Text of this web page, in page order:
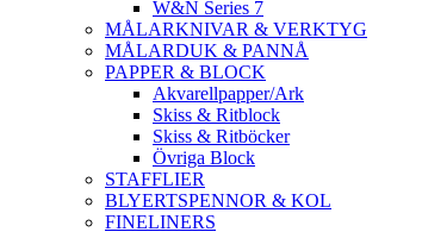
W&N Series 7
MÅLARKNIVAR & VERKTYG
MÅLARDUK & PANNÅ
PAPPER & BLOCK
Akvarellpapper/Ark
Skiss & Ritblock
Skiss & Ritböcker
Övriga Block
STAFFLIER
BLYERTSPENNOR & KOL
FINELINERS